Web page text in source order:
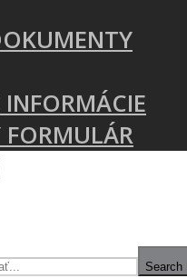
Search